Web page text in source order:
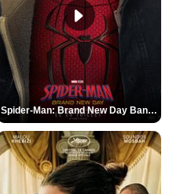
Spider-Man: Brand New Day Bande-annonce VO STFR